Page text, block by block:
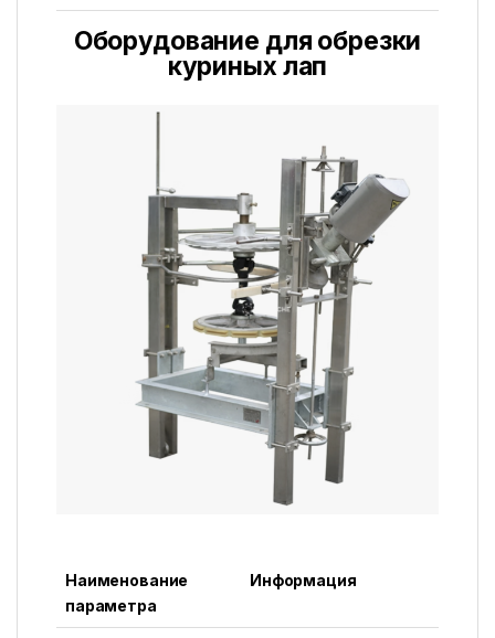
Оборудование для обрезки
куриных лап
Наименование
параметра
Информация